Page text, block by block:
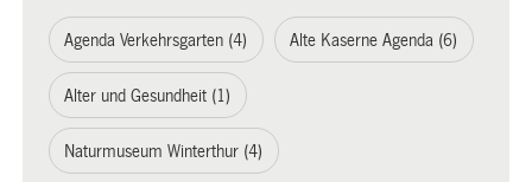
Agenda Verkehrsgarten (4) Alte Kaserne Agenda (6)
Alter und Gesundheit (1)
Naturmuseum Winterthur (4)